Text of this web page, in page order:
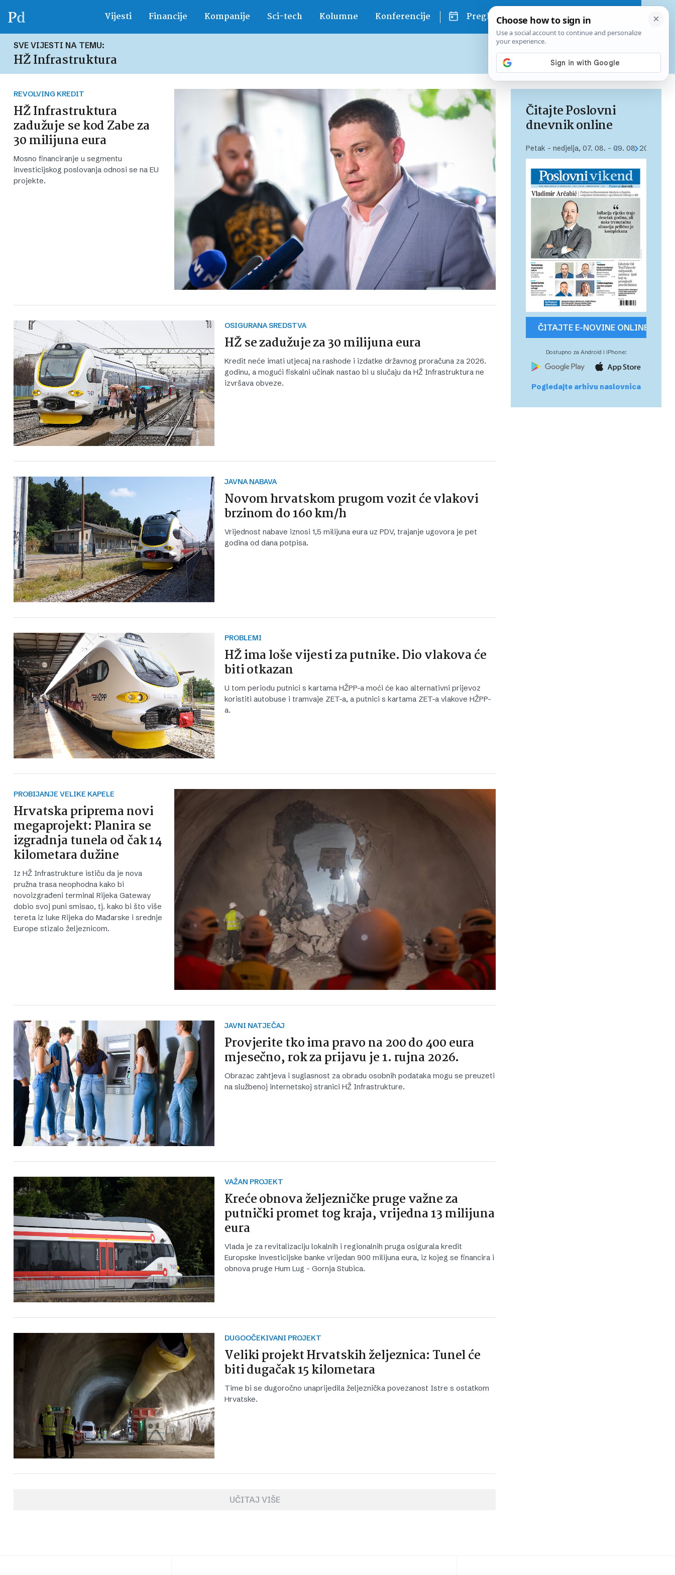
Vijesti Financije Kompanije Sci-tech Kolumne Konferencije Pregled dana
SVE VIJESTI NA TEMU:
HŽ Infrastruktura
Već od 10 EUR mjesečno
REVOLVING KREDIT
HŽ Infrastruktura
zadužuje se kod Zabe za
30 milijuna eura
Mosno financiranje u segmentu
investicijskog poslovanja odnosi se na EU
projekte.
OSIGURANA SREDSTVA
HŽ se zadužuje za 30 milijuna eura
Kredit neće imati utjecaj na rashode i izdatke državnog proračuna za 2026.
godinu, a mogući fiskalni učinak nastao bi u slučaju da HŽ Infrastruktura ne
izvršava obveze.
JAVNA NABAVA
Novom hrvatskom prugom vozit će vlakovi
brzinom do 160 km/h
Vrijednost nabave iznosi 1,5 milijuna eura uz PDV, trajanje ugovora je pet
godina od dana potpisa.
PROBLEMI
HŽ ima loše vijesti za putnike. Dio vlakova će
biti otkazan
U tom periodu putnici s kartama HŽPP-a moći će kao alternativni prijevoz
koristiti autobuse i tramvaje ZET-a, a putnici s kartama ZET-a vlakove HŽPP-
a.
PROBIJANJE VELIKE KAPELE
Hrvatska priprema novi
megaprojekt: Planira se
izgradnja tunela od čak 14
kilometara dužine
Iz HŽ Infrastrukture ističu da je nova
pružna trasa neophodna kako bi
novoizgrađeni terminal Rijeka Gateway
dobio svoj puni smisao, tj. kako bi što više
tereta iz luke Rijeka do Mađarske i srednje
Europe stizalo željeznicom.
JAVNI NATJEČAJ
Provjerite tko ima pravo na 200 do 400 eura
mjesečno, rok za prijavu je 1. rujna 2026.
Obrazac zahtjeva i suglasnost za obradu osobnih podataka mogu se preuzeti
na službenoj internetskoj stranici HŽ Infrastrukture.
VAŽAN PROJEKT
Kreće obnova željezničke pruge važne za
putnički promet tog kraja, vrijedna 13 milijuna
eura
Vlada je za revitalizaciju lokalnih i regionalnih pruga osigurala kredit
Europske investicijske banke vrijedan 900 milijuna eura, iz kojeg se financira i
obnova pruge Hum Lug - Gornja Stubica.
DUGOOČEKIVANI PROJEKT
Veliki projekt Hrvatskih željeznica: Tunel će
biti dugačak 15 kilometara
Time bi se dugoročno unaprijedila željeznička povezanost Istre s ostatkom
Hrvatske.
UČITAJ VIŠE
Čitajte Poslovni
dnevnik online
Petak – nedjelja, 07. 08. – 09. 08. 2026.
ČITAJTE E-NOVINE ONLINE
Dostupno za Android i iPhone:
Pogledajte arhivu naslovnica